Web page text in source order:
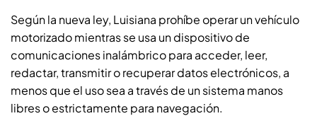
Según la nueva ley, Luisiana prohíbe operar un vehículo
motorizado mientras se usa un dispositivo de
comunicaciones inalámbrico para acceder, leer,
redactar, transmitir o recuperar datos electrónicos, a
menos que el uso sea a través de un sistema manos
libres o estrictamente para navegación.